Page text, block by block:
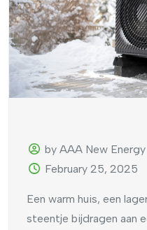
by AAA New Energy
February 25, 2025
Een warm huis, een
steentje bijdragen aan